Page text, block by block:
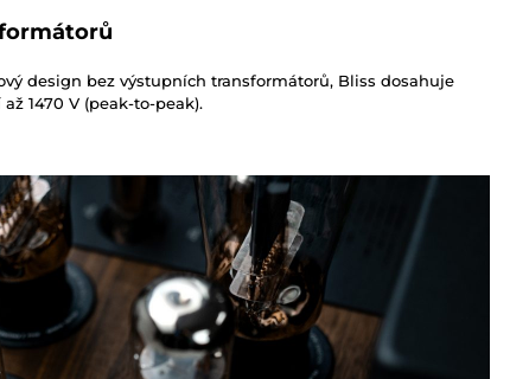
design bez výstupních transformátorů, Bliss dosahuje
1470 V (peak-to-peak).